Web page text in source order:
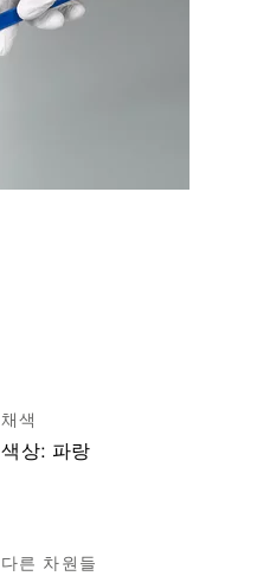
채색
색상: 파랑
다른 차원들